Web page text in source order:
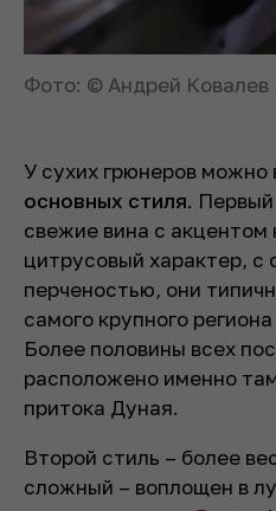
Фото: © Андрей Ковалев
У сухих грюнеров можно
основных стиля. Первый
свежие вина с акцентом
цитрусовый характер, с
перченостью, они
самого крупного
Более половины всех
расположено именно
притока Дуная.
Второй стиль – более
сложный – воплощен в